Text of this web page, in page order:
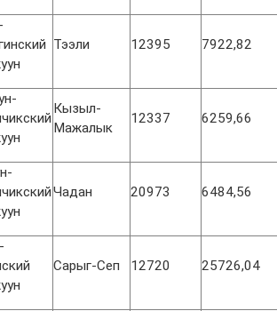
Тээли 12395 7922,82
Кызыл-
Мажалык
12337 6259,66
Чадан 20973 6484,56
Сарыг-Сеп 12720 25726,04